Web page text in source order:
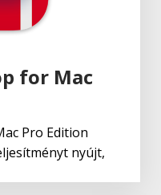
for Mac
Pro Edition
nyújt,